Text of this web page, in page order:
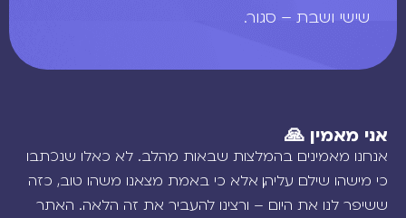
שישי ושבת – סגור.
אני מאמין 🙏
אנחנו מאמינים בהמלצות שבאות מהלב. לא כאלו שנכתבו
כי מישהו שילם עליהן, אלא כי באמת מצאנו משהו טוב, כזה
ששיפר לנו את היום – ורצינו להעביר את זה הלאה. האתר